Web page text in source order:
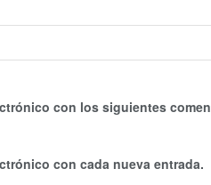
con los siguientes
con cada nueva entrada.